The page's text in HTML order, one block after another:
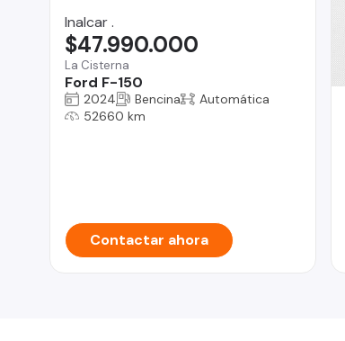
Inalcar .
La Cisterna
Ford F-150
$47.990.000
2024 Bencina
Automática
52660 km
Contactar ahora